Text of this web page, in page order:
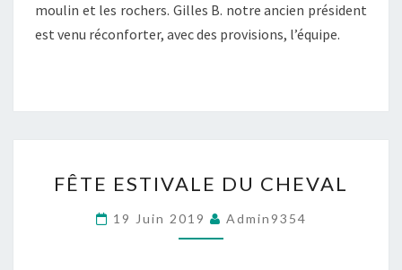
moulin et les rochers. Gilles B. notre ancien président
est venu réconforter, avec des provisions, l’équipe.
ESTIVALE
DU
CHEVAL
FÊTE ESTIVALE DU CHEVAL
19 Juin 2019 Admin9354